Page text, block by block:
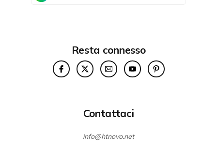
Resta connesso
Contattaci
info@htnovo.net